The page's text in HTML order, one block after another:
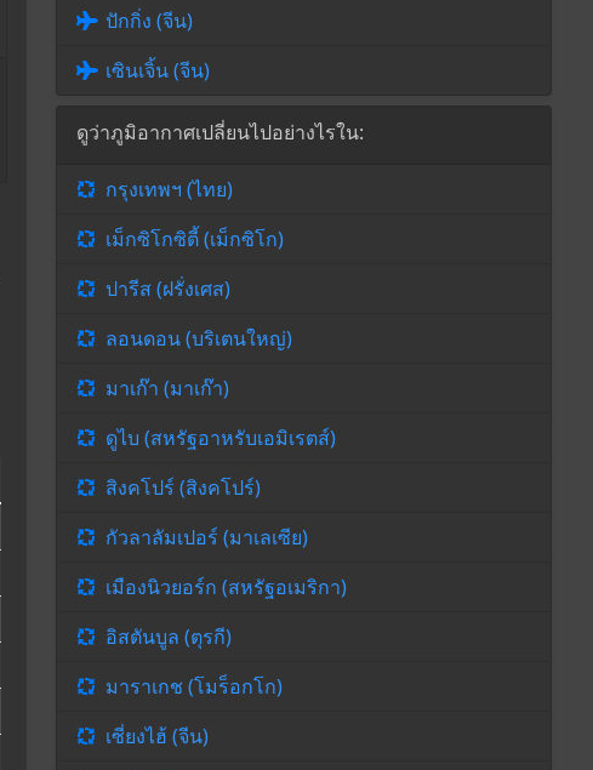
ปักกิ่ง (จีน)
เซินเจิ้น (จีน)
ดูว่าภูมิอากาศเปลี่ยนไปอย่างไรใน:
กรุงเทพฯ (ไทย)
เม็กซิโกซิตี้ (เม็กซิโก)
ปารีส (ฝรั่งเศส)
ลอนดอน (บริเตนใหญ่)
มาเก๊า (มาเก๊า)
ดูไบ (สหรัฐอาหรับเอมิเรตส์)
สิงคโปร์ (สิงคโปร์)
กัวลาลัมเปอร์ (มาเลเซีย)
เมืองนิวยอร์ก (สหรัฐอเมริกา)
อิสตันบูล (ตุรกี)
มาราเกช (โมร็อกโก)
เซี่ยงไฮ้ (จีน)